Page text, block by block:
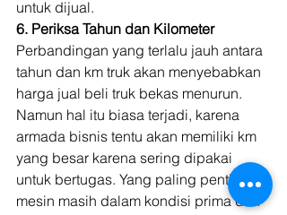
untuk dijual.
6. Periksa Tahun dan Kilometer
Perbandingan yang terlalu jauh antara
tahun dan km truk akan menyebabkan
harga jual beli truk bekas menurun.
Namun hal itu biasa terjadi, karena
armada bisnis tentu akan memiliki km
yang besar karena sering dipakai
untuk bertugas. Yang paling penting,
mesin masih dalam kondisi prima dan